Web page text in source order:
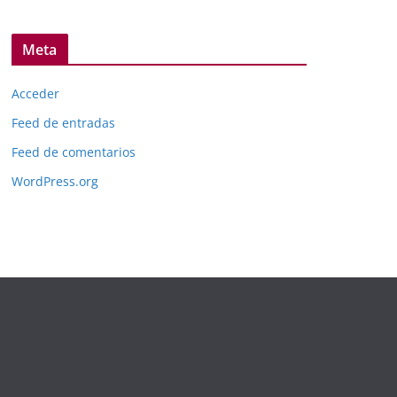
Meta
Acceder
Feed de entradas
Feed de comentarios
WordPress.org